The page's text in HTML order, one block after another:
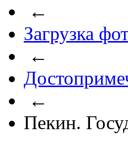
←
Загрузка
←
←
Пекин.